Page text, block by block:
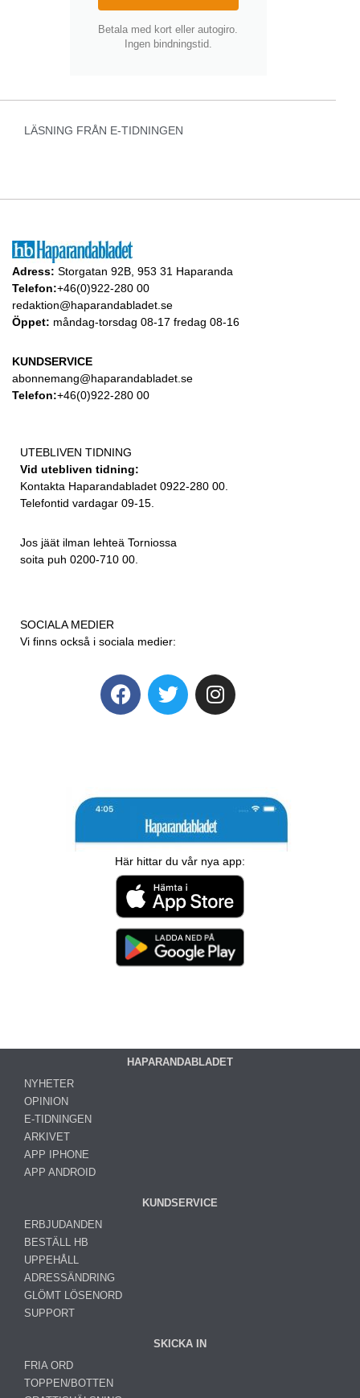
Betala med kort eller autogiro.
Ingen bindningstid.
LÄSNING FRÅN E-TIDNINGEN
Adress: Storgatan 92B, 953 31 Haparanda
Telefon:+46(0)922-280 00
redaktion@haparandabladet.se
Öppet: måndag-torsdag 08-17 fredag 08-16
KUNDSERVICE
abonnemang@haparandabladet.se
Telefon:+46(0)922-280 00
UTEBLIVEN TIDNING
Vid utebliven tidning:
Kontakta Haparandabladet 0922-280 00.
Telefontid vardagar 09-15.
Jos jäät ilman lehteä Torniossa
soita puh 0200-710 00.
SOCIALA MEDIER
Vi finns också i sociala medier:
Här hittar du vår nya app:
HAPARANDABLADET
NYHETER
OPINION
E-TIDNINGEN
ARKIVET
APP IPHONE
APP ANDROID
KUNDSERVICE
ERBJUDANDEN
BESTÄLL HB
UPPEHÅLL
ADRESSÄNDRING
GLÖMT LÖSENORD
SUPPORT
SKICKA IN
FRIA ORD
TOPPEN/BOTTEN